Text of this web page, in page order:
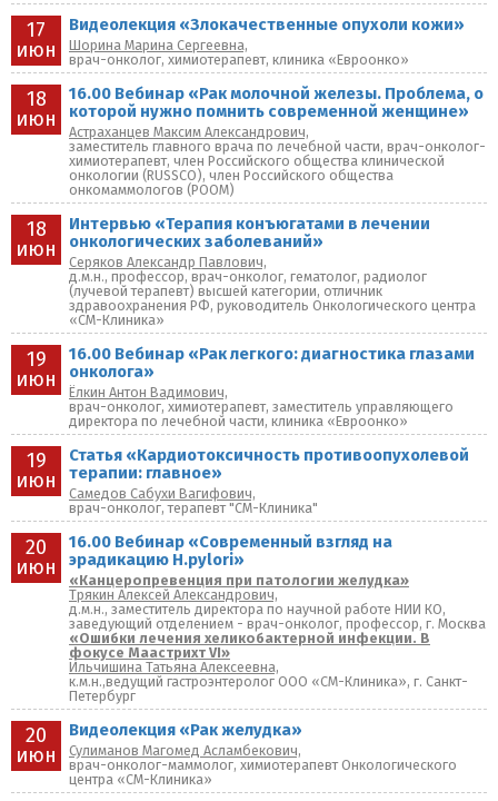
17
июн
Видеолекция «Злокачественные опухоли кожи»
Шорина Марина Сергеевна,
врач-онколог, химиотерапевт, клиника «Евроонко»
18
июн
16.00 Вебинар «Рак молочной железы. Проблема, о
которой нужно помнить современной женщине»
Астраханцев Максим Александрович,
заместитель главного врача по лечебной части, врач-онколог-
химиотерапевт, член Российского общества клинической
онкологии (RUSSCO), член Российского общества
онкомаммологов (РООМ)
18
июн
Интервью «Терапия конъюгатами в лечении
онкологических заболеваний»
Серяков Александр Павлович,
д.м.н., профессор, врач-онколог, гематолог, радиолог
(лучевой терапевт) высшей категории, отличник
здравоохранения РФ, руководитель Онкологического центра
«СМ-Клиника»
19
июн
16.00 Вебинар «Рак легкого: диагностика глазами
онколога»
Ёлкин Антон Вадимович,
врач-онколог, химиотерапевт, заместитель управляющего
директора по лечебной части, клиника «Евроонко»
19
июн
Статья «Кардиотоксичность противоопухолевой
терапии: главное»
Самедов Сабухи Вагифович,
врач-онколог, терапевт "СМ-Клиника"
20
июн
16.00 Вебинар «Современный взгляд на
эрадикацию H.pylori»
«Канцеропревенция при патологии желудка»
Трякин Алексей Александрович,
д.м.н., заместитель директора по научной работе НИИ КО,
заведующий отделением - врач-онколог, профессор, г. Москва
«Ошибки лечения хеликобактерной инфекции. В
фокусе Маастрихт VI»
Ильчишина Татьяна Алексеевна,
к.м.н.,ведущий гастроэнтеролог ООО «СМ-Клиника», г. Санкт-
Петербург
20
июн
Видеолекция «Рак желудка»
Сулиманов Магомед Асламбекович,
врач-онколог-маммолог, химиотерапевт Онкологического
центра «СМ-Клиника»